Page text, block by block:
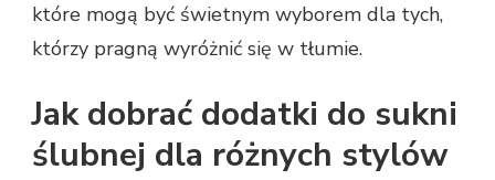
które mogą być świetnym wyborem dla tych,
którzy pragną wyróżnić się w tłumie.
Jak dobrać dodatki do sukni
ślubnej dla różnych stylów